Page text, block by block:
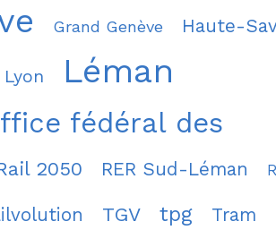
Grand Genève Haute-
Lyon
Léman
fédéral des
2050 RER Sud-Léman
TGV tpg Tram